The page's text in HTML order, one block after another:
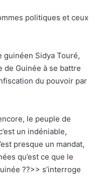
politiques et ceux
guinéen Sidya Touré,
de Guinée à se battre
du pouvoir par
le peuple de
un indéniable,
presque un mandat,
qu’est ce que le
??>> s’interroge